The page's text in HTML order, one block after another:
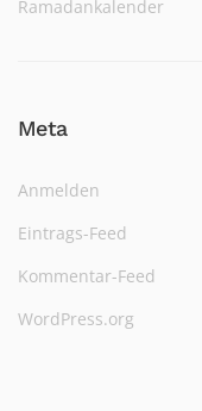
Ramadankalender
Meta
Anmelden
Eintrags-Feed
Kommentar-Feed
WordPress.org